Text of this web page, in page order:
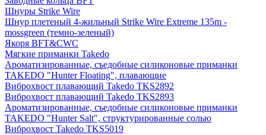
Шнуры Strike Wire
Шнур плетеный 4-жильный Strike Wire Extreme 135m -
mossgreen (темно-зеленый)
Якоря BFT&CWC
Мягкие приманки Takedo
Ароматизированные, съедобные силиконовые приманки
TAKEDO "Hunter Floating", плавающие
Виброхвост плавающий Takedo TKS2892
Виброхвост плавающий Takedo TKS2893
Ароматизированные, съедобные силиконовые приманки
TAKEDO "Hunter Salt", структурированные солью
Виброхвост Takedo TKS5019